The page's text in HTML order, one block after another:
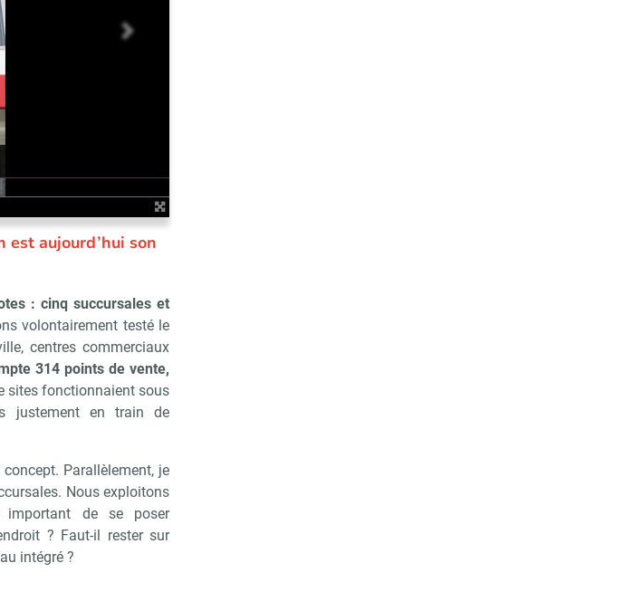
suivant
est aujourd’hui son
: cinq succursales et
volontairement testé le
centres commerciaux
314 points de vente,
sites fonctionnaient sous
justement en train de
Parallèlement, je
Nous exploitons
de se poser
? Faut-il rester sur
intégré ?